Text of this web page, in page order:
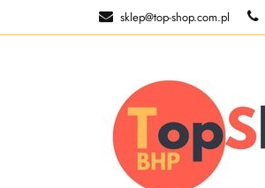
sklep@top-shop.com.pl